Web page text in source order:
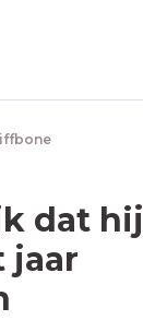
dat hij
jaar